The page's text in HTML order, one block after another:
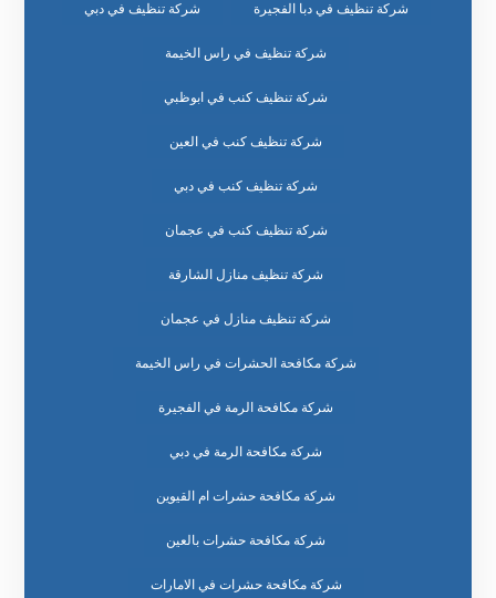
شركة تنظيف في دبا الفجيرة شركة تنظيف في دبي
شركة تنظيف في راس الخيمة
شركة تنظيف كنب في ابوظبي
شركة تنظيف كنب في العين
شركة تنظيف كنب في دبي
شركة تنظيف كنب في عجمان
شركة تنظيف منازل الشارقة
شركة تنظيف منازل في عجمان
شركة مكافحة الحشرات في راس الخيمة
شركة مكافحة الرمة في الفجيرة
شركة مكافحة الرمة في دبي
شركة مكافحة حشرات ام القيوين
شركة مكافحة حشرات بالعين
شركة مكافحة حشرات في الامارات